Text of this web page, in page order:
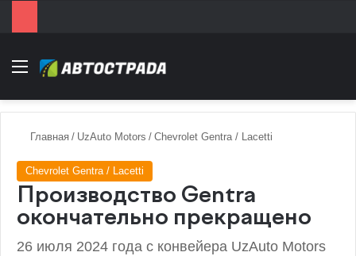
Menu
Главная / UzAuto Motors / Chevrolet Gentra / Lacetti
Chevrolet Gentra / Lacetti
Производство Gentra
окончательно прекращено
26 июля 2024 года с конвейера UzAuto Motors